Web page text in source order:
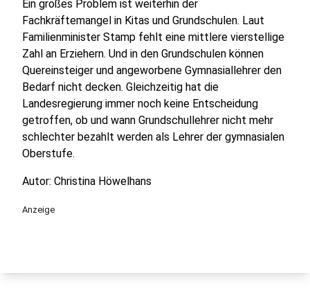
Ein großes Problem ist weiterhin der
Fachkräftemangel in Kitas und Grundschulen. Laut
Familienminister Stamp fehlt eine mittlere vierstellige
Zahl an Erziehern. Und in den Grundschulen können
Quereinsteiger und angeworbene Gymnasiallehrer den
Bedarf nicht decken. Gleichzeitig hat die
Landesregierung immer noch keine Entscheidung
getroffen, ob und wann Grundschullehrer nicht mehr
schlechter bezahlt werden als Lehrer der gymnasialen
Oberstufe.
Autor: Christina Höwelhans
Anzeige